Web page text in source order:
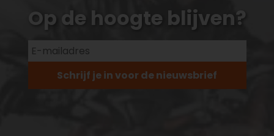
Op de hoogte blijven?
Schrijf je in voor de nieuwsbrief